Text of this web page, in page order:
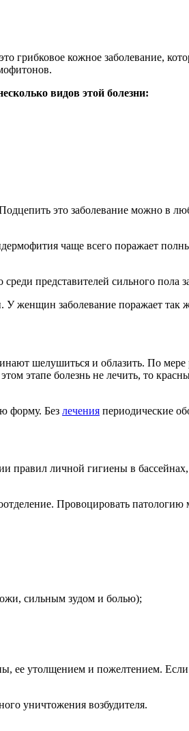
грибковое кожное заболевание,
видов этой болезни:
это заболевание можно в
чаще всего поражает
представителей сильного пола
женщин заболевание поражает так
шелушиться и облазить. По
этапе болезнь не лечить, то
форму. Без лечения периодические
правил личной гигиены в
Провоцировать
сильным зудом и болью);
ее утолщением и пожелтением.
уничтожения возбудителя.